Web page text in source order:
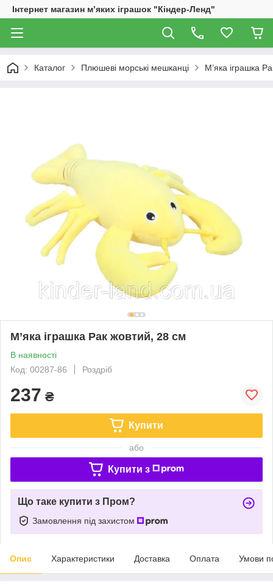
Інтернет магазин м’яких іграшок "Кіндер-Ленд"
Каталог Плюшеві морські мешканці М’яка іграшка
М’яка іграшка Рак жовтий, 28 см
В наявності
Код: 00287-86
Роздріб
237 ₴
Купити
або
Купити з
Що таке купити з Пром?
Замовлення під захистом
Опис Характеристики Доставка Оплата Умови